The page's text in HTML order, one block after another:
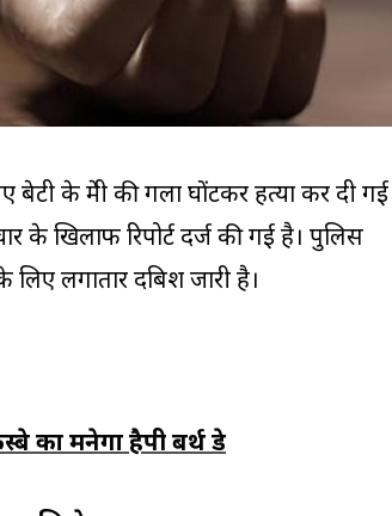
के प्रेमी की गला घोंटकर हत्या कर दी
के खिलाफ रिपोर्ट दर्ज की गई है। पुलिस
लगातार दबिश जारी है।
का मनेगा हैपी बर्थ डे